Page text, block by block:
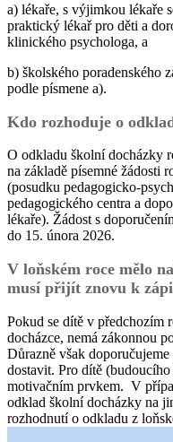
a) lékaře, s výjimkou lékaře
praktický lékař pro děti a
klinického psychologa, a
b) školského poradenského
podle písmene a).
Kdo rozhoduje o
O odkladu školní docházky
na základě písemné žádosti
(posudku pedagogicko-
pedagogického centra a
lékaře). Žádost s
do 15. února 2026.
V loňském roce mělo
musí přijít znovu k
Pokud se dítě v předchozím
docházce, nemá zákonnou
Důrazně však
dostavit. Pro dítě
motivačním prvkem. V
odklad školní docházky na
rozhodnutí o odkladu z